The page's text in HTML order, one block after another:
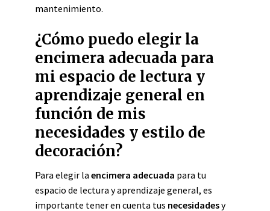
mantenimiento.
¿Cómo puedo elegir la
encimera adecuada para
mi espacio de lectura y
aprendizaje general en
función de mis
necesidades y estilo de
decoración?
Para elegir la encimera adecuada para tu
espacio de lectura y aprendizaje general, es
importante tener en cuenta tus necesidadesy